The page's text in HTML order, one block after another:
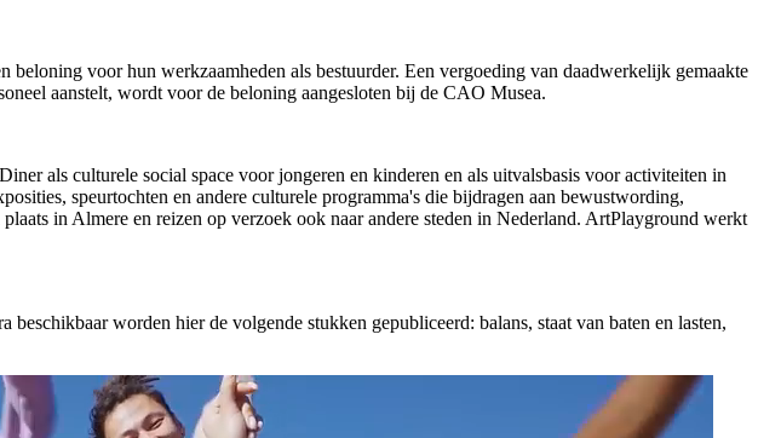
voor hun werkzaamheden als bestuurder. Een vergoeding van daadwerkelijk gemaakte
aanstelt, wordt voor de beloning aangesloten bij de CAO Musea.
als culturele social space voor jongeren en kinderen en als uitvalsbasis voor activiteiten in
speurtochten en andere culturele programma's die bijdragen aan bewustwording,
in Almere en reizen op verzoek ook naar andere steden in Nederland. ArtPlayground werkt
worden hier de volgende stukken gepubliceerd: balans, staat van baten en lasten,